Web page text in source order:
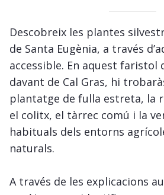
Descobreix les plantes
de Santa Eugènia, a través
accessible. En aquest faristol
davant de Cal Gras, hi
plantatge de fulla estreta, la
el colitx, el tàrrec comú i la
habituals dels entorns
naturals.
A través de les explicacions